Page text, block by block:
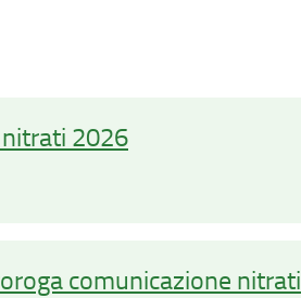
2026
comunicazione nitrati